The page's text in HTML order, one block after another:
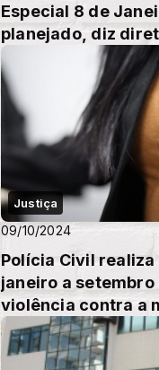
Especial 8 de
planejado, diz
Justiça
09/10/2024
Polícia Civil realiza
janeiro a setembro
violência contra a